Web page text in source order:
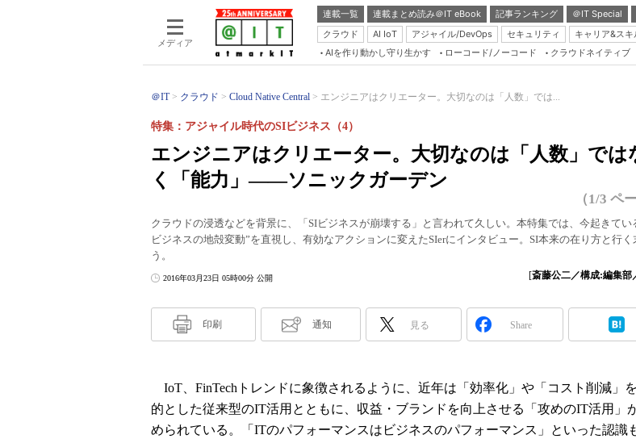
メディア
連載一覧 連載まとめ読み＠IT eBook 記事ランキング ＠IT Special
クラウド
AI IoT アジャイル/DevOps セキュリティ キャリア&スキ
AIを作り動かし守り生かす ローコード/ノーコード クラウドネイティブ
＠IT クラウド Cloud Native Central エンジニアはクリエーター。大切なのは「人数」では...
エンジニアはクリエーター。大切なのは「人数」では
く「能力」――ソニックガーデン
特集：アジャイル時代のSIビジネス（4）
（1/3 ペ
クラウドの浸透などを背景に、「SIビジネスが崩壊する」と言われて久しい。本特集では、今起きてい
ビジネスの地殻変動”を直視し、有効なアクションに変えたSIerにインタビュー。SI本来の在り方と行く
う。
2016年03月23日 05時00分 公開 [斎藤公二／構成:編集部
印刷 通知 見る Share
IoT、FinTechトレンドに象徴されるように、近年は「効率化」や「コスト削減」
的とした従来型のIT活用とともに、収益・ブランドを向上させる「攻めのIT活用」
められている。「ITのパフォーマンスはビジネスのパフォーマンス」といった認識